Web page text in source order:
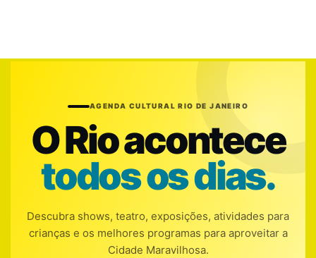
AGENDA CULTURAL RIO DE JANEIRO
O Rio acontece
todos os dias.
Descubra shows, teatro, exposições, atividades para
crianças e os melhores programas para aproveitar a
Cidade Maravilhosa.